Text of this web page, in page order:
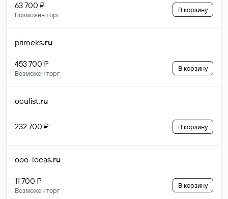
63 700 ₽
Возможен торг
В корзину
primeks.ru
453 700 ₽
Возможен торг
В корзину
oculist.ru
232 700 ₽ В корзину
ooo-locas.ru
11 700 ₽
Возможен торг
В корзину